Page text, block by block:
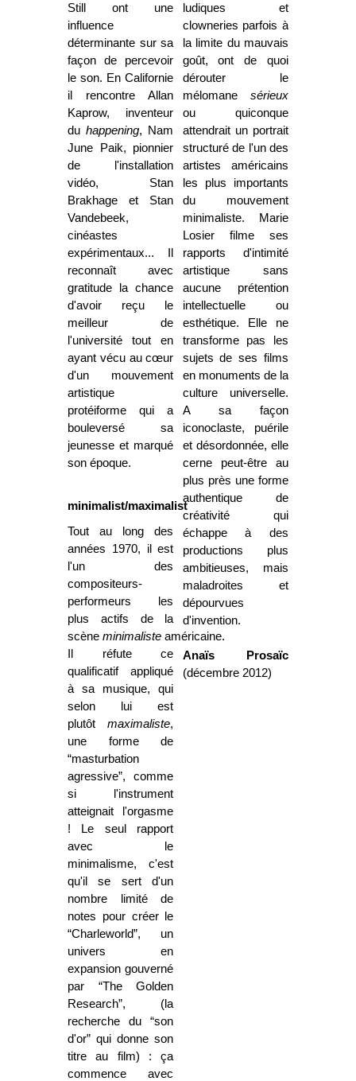
Still ont une
influence
déterminante sur sa
façon de percevoir
le son. En Californie
il rencontre Allan
Kaprow, inventeur
duhappening, Nam
June Paik, pionnier
de l'installation
vidéo, Stan
Brakhage et Stan
Vandebeek,
cinéastes
expérimentaux... Il
reconnaît avec
gratitude la chance
d'avoir reçu le
meilleur de
l'université tout en
ayant vécu au cœur
d'un mouvement
artistique
protéiforme qui a
bouleversé sa
jeunesse et marqué
son époque.
minimalist/maximalist
Tout au long des
années 1970, il est
l'un des
compositeurs-
performeurs les
plus actifs de la
scène minimaliste américaine.
Il réfute ce
qualificatif appliqué
à sa musique, qui
selon lui est
plutôtmaximaliste,
une forme de
“masturbation
agressive”, comme
si l'instrument
atteignait l'orgasme
! Le seul rapport
avec le
minimalisme, c'est
qu'il se sert d'un
nombre limité de
notes pour créer le
“Charleworld”, un
univers en
expansion gouverné
par “The Golden
Research”, (la
recherche du “son
d'or” qui donne son
titre au film) : ça
commence avec
ludiques et
clowneries parfois à
la limite du mauvais
goût, ont de quoi
dérouter le
mélomane sérieux
ou quiconque
attendrait un portrait
structuré de l'un des
artistes américains
les plus importants
du mouvement
minimaliste. Marie
Losier filme ses
rapports d'intimité
artistique sans
aucune prétention
intellectuelle ou
esthétique. Elle ne
transforme pas les
sujets de ses films
en monuments de la
culture universelle.
A sa façon
iconoclaste, puérile
et désordonnée, elle
cerne peut-être au
plus près une forme
authentique de
créativité qui
échappe à des
productions plus
ambitieuses, mais
maladroites et
dépourvues
d'invention.
Anaïs Prosaïc
(décembre 2012)